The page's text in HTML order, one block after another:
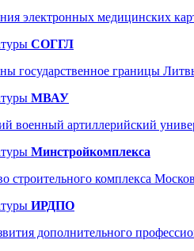
электронных медицинских
СОГГЛ
государственное границы
МВАУ
военный артиллерийский
Минстройкомплекса
строительного комплекса
ИРДПО
дополнительного